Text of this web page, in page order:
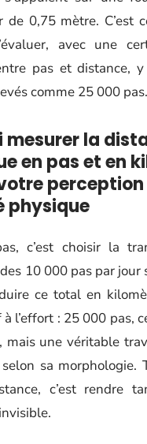
de 0,75 mètre. C’est
avec une
pas et distance,
comme 25 000 pas.
mesurer la
en pas et en
perception
physique
c’est choisir la
10 000 pas par jour
ce total en
l’effort : 25 000 pas,
mais une véritable
sa morphologie.
c’est rendre